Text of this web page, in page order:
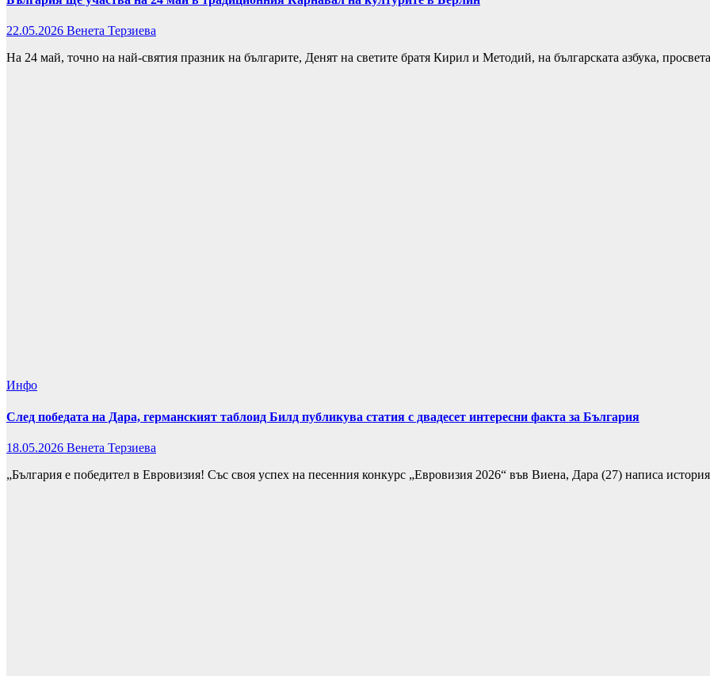
22.05.2026 Венета Терзиева
На 24 май, точно на най-святия празник на българите, Денят на светите братя Кирил и Методий, на българската азбука,
Инфо
След победата на Дара, германският таблоид Билд публикува статия с двадесет интересни факта за България
18.05.2026 Венета Терзиева
„България е победител в Евровизия! Със своя успех на песенния конкурс „Евровизия 2026“ във Виена, Дара (27) написа